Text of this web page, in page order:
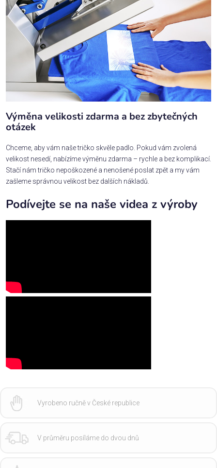
Výměna velikosti zdarma a bez zbytečných
otázek
Chceme, aby vám naše tričko skvěle padlo. Pokud vám zvolená
velikost nesedí, nabízíme výměnu zdarma – rychle a bez komplikací.
Stačí nám tričko nepoškozené a nenošené poslat zpět a my vám
zašleme správnou velikost bez dalších nákladů.
Podívejte se na naše videa z výroby
Vyrobeno ručně v České republice
V průměru posíláme do dvou dnů